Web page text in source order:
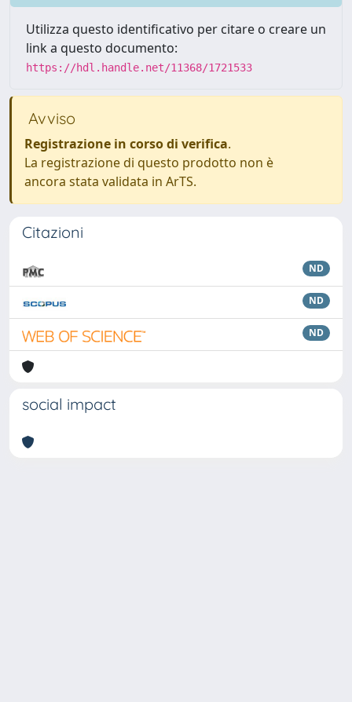
Utilizza questo identificativo per citare o creare un
link a questo documento:
https://hdl.handle.net/11368/1721533
Avviso
Registrazione in corso di verifica.
La registrazione di questo prodotto non è
ancora stata validata in ArTS.
Citazioni
ND
ND
ND
social impact